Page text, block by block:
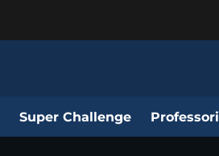
Super Challenge Professori